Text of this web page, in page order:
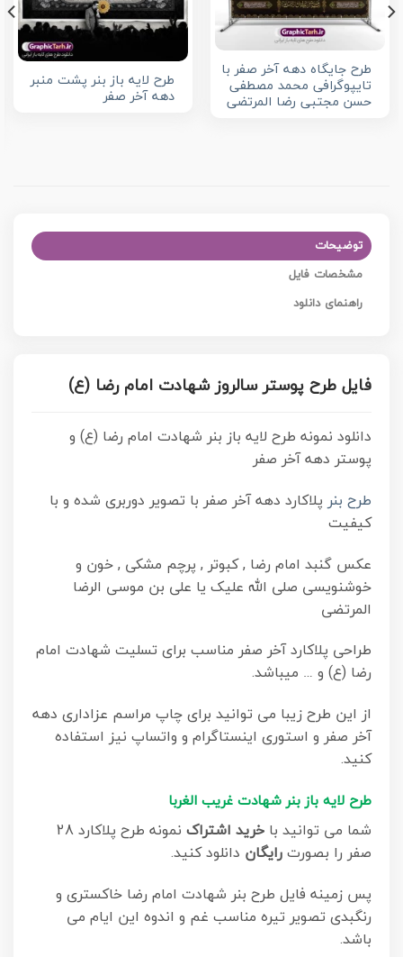
طرح جایگاه دهه آخر صفر با
تایپوگرافی محمد مصطفی
حسن مجتبی رضا المرتضی
طرح لایه باز بنر پشت منبر
دهه آخر صفر
توضیحات
مشخصات فایل
راهنمای دانلود
فایل طرح پوستر سالروز شهادت امام رضا (ع)
دانلود نمونه طرح لایه باز بنر شهادت امام رضا (ع) و
پوستر دهه آخر صفر
طرح بنر پلاکارد دهه آخر صفر با تصویر دوربری شده و با
کیفیت
عکس گنبد امام رضا , کبوتر , پرچم مشکی , خون و
خوشنویسی صلی الله علیک یا علی بن موسی الرضا
المرتضی
طراحی پلاکارد آخر صفر مناسب برای تسلیت شهادت امام
رضا (ع) و … میباشد.
از این طرح زیبا می توانید برای چاپ مراسم عزاداری دهه
آخر صفر و استوری اینستاگرام و واتساپ نیز استفاده
کنید.
طرح لایه باز بنر شهادت غریب الغربا
شما می توانید با خرید اشتراک
نمونه طرح پلاکارد 28
صفر را بصورت رایگان دانلود کنید.
پس زمینه فایل طرح بنر شهادت امام رضا خاکستری و
رنگبدی تصویر تیره مناسب غم و اندوه این ایام می
باشد.